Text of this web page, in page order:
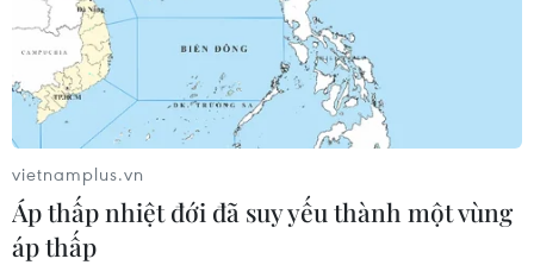
thúc đẩy hợp tác thực chất trên mọi lĩnh vực nhằm đưa
quan hệ giữa nước này với Iran lên một tầm cao mới.
vietnamplus.vn
Áp thấp nhiệt đới đã suy yếu thành một vùng
áp thấp